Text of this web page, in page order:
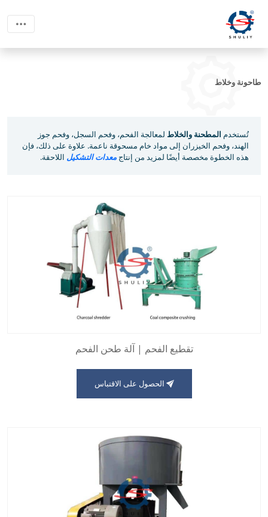
طاحونة وخلاط
تُستخدم المطحنة والخلاط لمعالجة الفحم، وفحم السجل، وفحم جوز
الهند، وفحم الخيزران إلى مواد خام مسحوقة ناعمة. علاوة على ذلك، فإن
هذه الخطوة مخصصة أيضًا لمزيد من إنتاج معدات التشكيل اللاحقة.
تقطيع الفحم | آلة طحن الفحم
الحصول على الاقتباس